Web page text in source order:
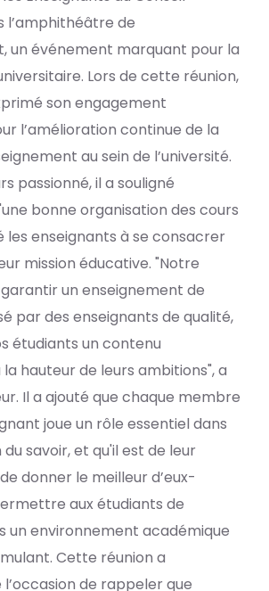
l’amphithéâtre de
un événement marquant pour la
Lors de cette réunion,
son engagement
l’amélioration continue de la
au sein de l’université.
passionné, il a souligné
bonne organisation des cours
les enseignants à se consacrer
mission éducative. "Notre
un enseignement de
par des enseignants de qualité,
étudiants un contenu
hauteur de leurs ambitions", a
Il a ajouté que chaque membre
joue un rôle essentiel dans
savoir, et qu'il est de leur
donner le meilleur d’eux-
aux étudiants de
un environnement académique
Cette réunion a
de rappeler que